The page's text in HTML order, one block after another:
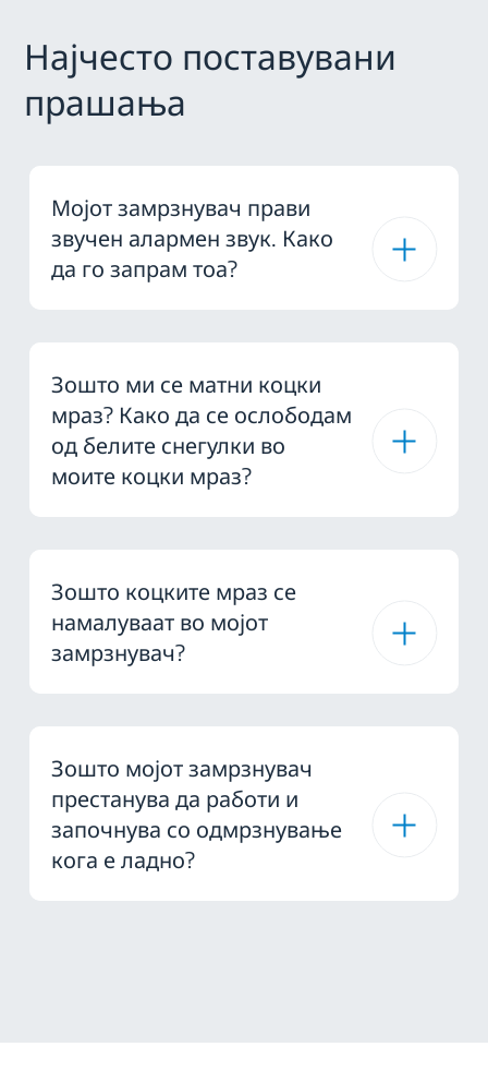
Најчесто поставувани
прашања
Мојот замрзнувач прави
звучен алармен звук. Како
да го запрам тоа?
Зошто ми се матни коцки
мраз? Како да се ослободам
од белите снегулки во
моите коцки мраз?
Зошто коцките мраз се
намалуваат во мојот
замрзнувач?
Зошто мојот замрзнувач
престанува да работи и
започнува со одмрзнување
кога е ладно?